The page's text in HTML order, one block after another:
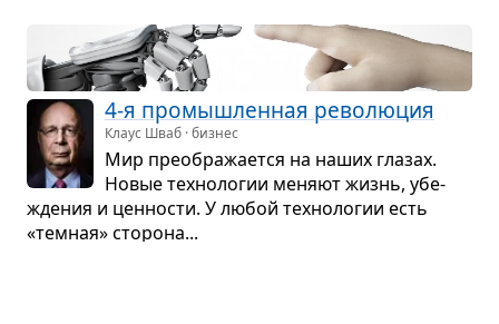
4-я про­мыш­лен­ная рево­лю­ция
Клаус Шваб · бизнес
Мир пре­об­ра­жа­ется на наших гла­зах.
Новые тех­но­ло­гии меняют жизнь, убе­
жде­ния и цен­но­сти. У любой тех­но­ло­гии есть
«тем­ная» сто­рона...